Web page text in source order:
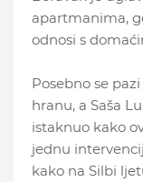
apartmanima,
odnosi s
Posebno se
hranu, a Saša
istaknuo kako
jednu
kako na Silbi